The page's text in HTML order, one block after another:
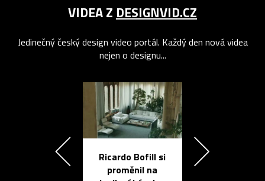
VIDEA Z DESIGNVID.CZ
Jedinečný český design video portál. Každý den nová videa
nejen o designu...
Ricardo Bofill si
proměnil na